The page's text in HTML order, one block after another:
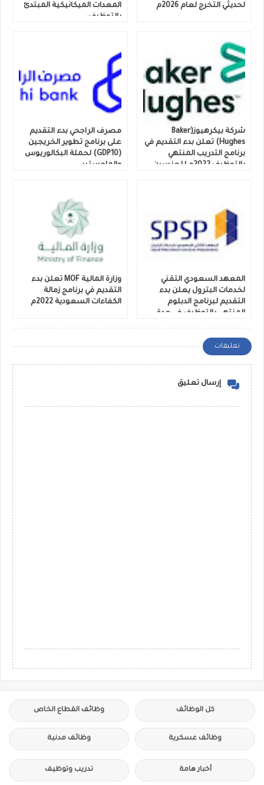
لحديثي التخرج لعام 2026م
المعدات الميكانيكية المبتدئ
بالتوظيف.
شركة بيكرهيوز(Baker
Hughes) تعلن بدء التقديم في
برنامج التدريب المنتهي
بالتوظيف 2022م للجنسين
مصرف الراجحي بدء التقديم
على برنامج تطوير الخريجين
(GDP10) لحملة البكالوريوس
والماجستير
المعهد السعودي التقني
لخدمات البترول يعلن بدء
التقديم لبرنامج الدبلوم
المنتهي بالتوظيف في عدة
وزارة المالية MOF تعلن بدء
التقديم في برنامج زمالة
الكفاءات السعودية 2022م
تعليقات
إرسال تعليق
كل الوظائف وظائف القطاع الخاص
وظائف عسكرية وظائف مدنية
أخبار هامة تدريب وتوظيف